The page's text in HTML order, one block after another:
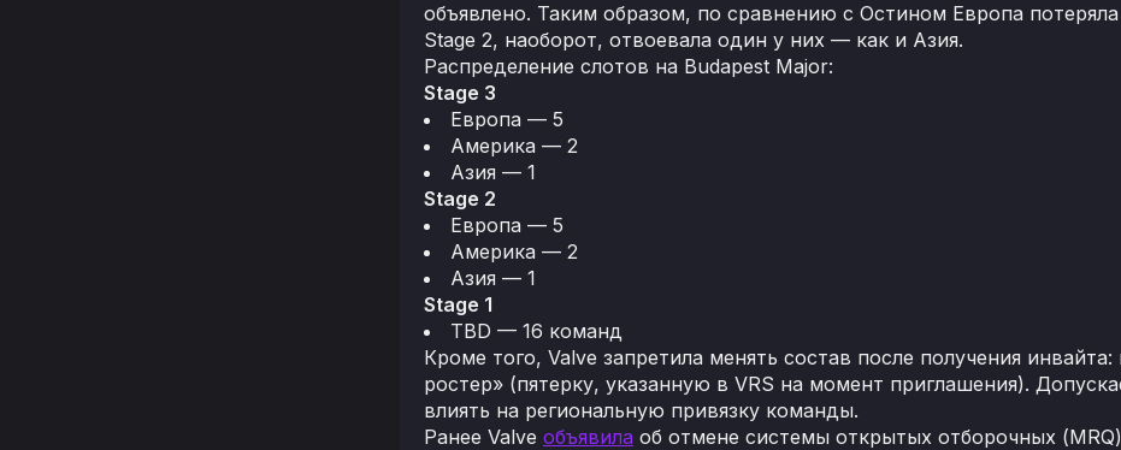
объявлено. Таким образом, по сравнению с Остином Европа
Stage 2, наоборот, отвоевала один у них — как и Азия.
Распределение слотов на Budapest Major:
Stage 3
Европа — 5
Америка — 2
Азия — 1
Stage 2
Европа — 5
Америка — 2
Азия — 1
Stage 1
TBD — 16 команд
Кроме того, Valve запретила менять состав после получения
ростер» (пятерку, указанную в VRS на момент приглашения).
влиять на региональную привязку команды.
Ранее Valve объявила об отмене системы открытых отборочных